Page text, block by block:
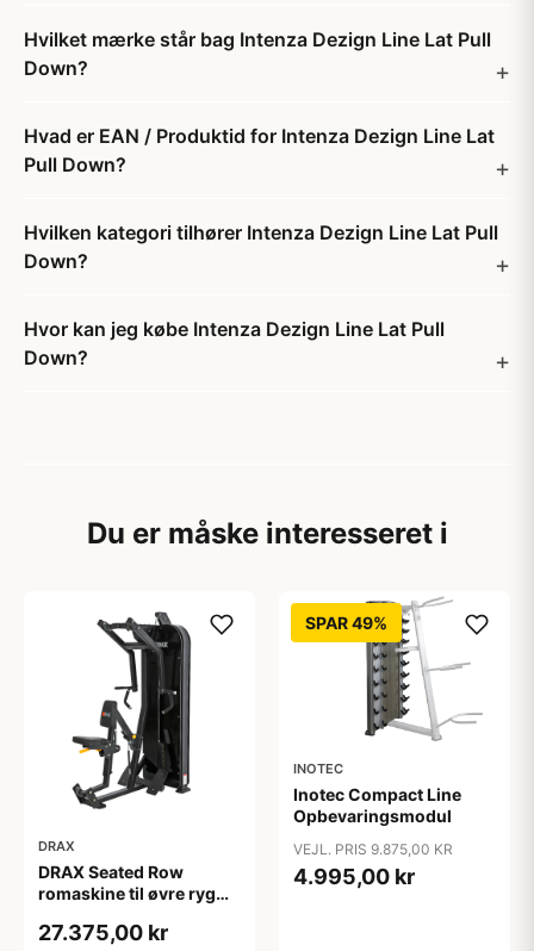
Hvilket mærke står bag Intenza Dezign Line Lat Pull
Down?
Hvad er EAN / Produktid for Intenza Dezign Line Lat
Pull Down?
Hvilken kategori tilhører Intenza Dezign Line Lat Pull
Down?
Hvor kan jeg købe Intenza Dezign Line Lat Pull
Down?
Du er måske interesseret i
DRAX
DRAX Seated Row
romaskine til øvre ryg
vægtmagasin
27.375,00 kr
SPAR 49%
INOTEC
Inotec Compact Line
Opbevaringsmodul
VEJL. PRIS 9.875,00 KR
4.995,00 kr